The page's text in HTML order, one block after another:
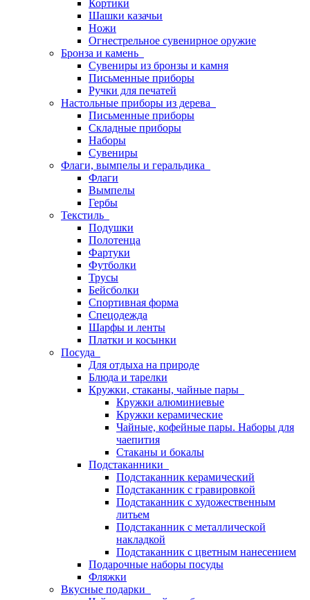
Кортики
Шашки казачьи
Ножи
Огнестрельное сувенирное оружие
Бронза и камень
Сувениры из бронзы и камня
Письменные приборы
Ручки для печатей
Настольные приборы из дерева
Письменные приборы
Складные приборы
Наборы
Сувениры
Флаги, вымпелы и геральдика
Флаги
Вымпелы
Гербы
Текстиль
Подушки
Полотенца
Фартуки
Футболки
Трусы
Бейсболки
Спортивная форма
Спецодежда
Шарфы и ленты
Платки и косынки
Посуда
Для отдыха на природе
Блюда и тарелки
Кружки, стаканы, чайные пары
Кружки алюминиевые
Кружки керамические
Чайные, кофейные пары. Наборы для
чаепития
Стаканы и бокалы
Подстаканники
Подстаканник керамический
Подстаканник c гравировкой
Подстаканник с художественным
литьем
Подстаканник с металлической
накладкой
Подстаканник с цветным нанесением
Подарочные наборы посуды
Фляжки
Вкусные подарки